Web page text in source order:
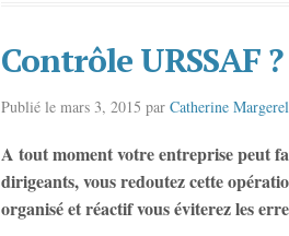
Contrôle URSSAF
Publié le mars 3, 2015 par Catherine Margerel
A tout moment votre entreprise peut
dirigeants, vous redoutez cette
organisé et réactif vous éviterez les